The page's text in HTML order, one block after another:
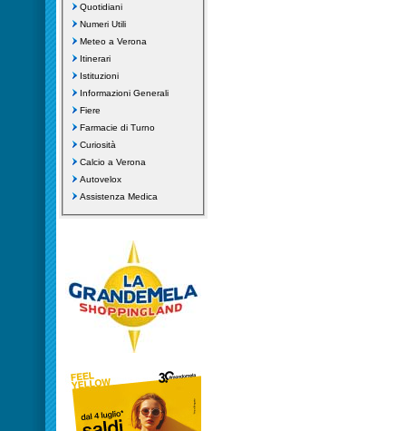
Quotidiani
Numeri Utili
Meteo a Verona
Itinerari
Istituzioni
Informazioni Generali
Fiere
Farmacie di Turno
Curiosità
Calcio a Verona
Autovelox
Assistenza Medica